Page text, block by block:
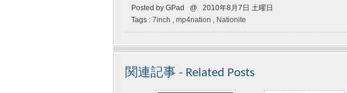
Posted by GPad @ 2010年8月7日 土曜日
Tags : 7inch , mp4nation , Nationite
関連記事 - Related Posts